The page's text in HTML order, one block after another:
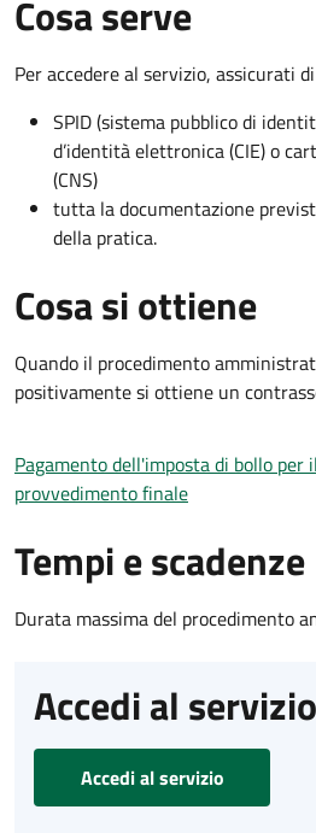
Cosa serve
Per accedere al servizio, assicurati
SPID (sistema pubblico di
d’identità elettronica (CIE) o
(CNS)
tutta la documentazione
della pratica.
Cosa si ottiene
Quando il procedimento
positivamente si ottiene un
Pagamento dell'imposta di bollo per
provvedimento finale
Tempi e scadenze
Durata massima del procedimento
Accedi al servizio
Accedi al servizio